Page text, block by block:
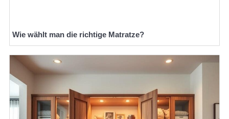
Wie wählt man die richtige Matratze?